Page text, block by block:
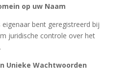
op uw Naam
bent geregistreerd bij
juridische controle over het
Unieke Wachtwoorden